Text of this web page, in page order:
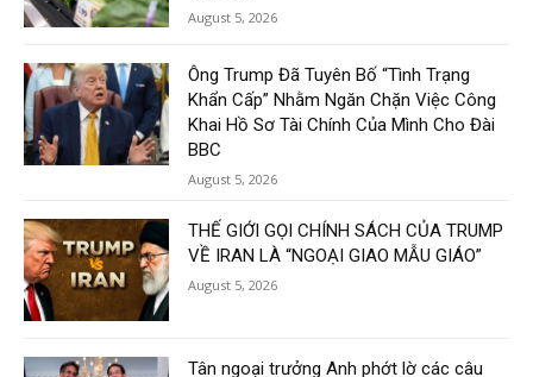
August 5, 2026
Ông Trump Đã Tuyên Bố “Tình Trạng
Khẩn Cấp” Nhằm Ngăn Chặn Việc Công
Khai Hồ Sơ Tài Chính Của Mình Cho Đài
BBC
August 5, 2026
THẾ GIỚI GỌI CHÍNH SÁCH CỦA TRUMP
VỀ IRAN LÀ “NGOẠI GIAO MẪU GIÁO”
August 5, 2026
Tân ngoại trưởng Anh phớt lờ các câu